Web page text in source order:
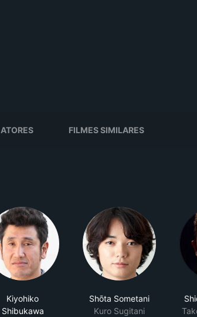
ATORES FILMES SIMILARES
Kiyohiko
Shibukawa
Shōta Sometani
Kuro Sugitani